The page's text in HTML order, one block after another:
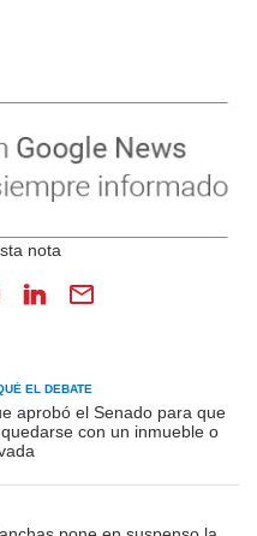
EL DEBATE
aprobó el Senado para que
con un inmueble o